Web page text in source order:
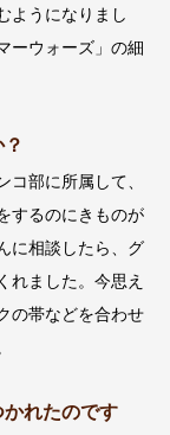
ようになりまし
ーウォーズ」の細
部に所属して、
するのにきものが
に相談したら、グ
れました。今思え
の帯などを合わせ
れたのです